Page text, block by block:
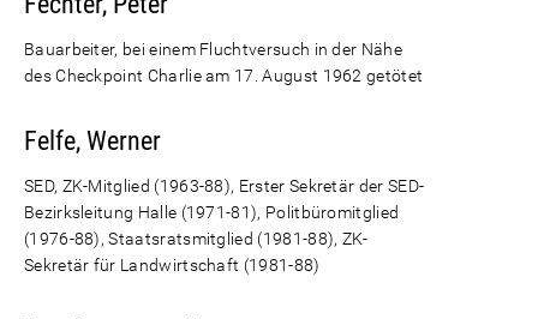
Bauarbeiter, bei einem Fluchtversuch in der Nähe
des Checkpoint Charlie am 17. August 1962 getötet
Felfe, Werner
SED, ZK-Mitglied (1963-88), Erster Sekretär der SED-
Bezirksleitung Halle (1971-81), Politbüromitglied
(1976-88), Staatsratsmitglied (1981-88), ZK-
Sekretär für Landwirtschaft (1981-88)